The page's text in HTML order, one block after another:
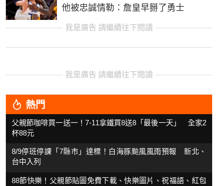
他被忠誠情勒：詹皇早掰了勇士
我是廣告 請繼續往下閱讀
我是廣告 請繼續往下閱讀
熱門
父親節咖啡買一送一！7-11拿鐵買8送8「最後一天」 全家2
杯88元
8/9停班停課「7縣市」達標！白海豚颱風風雨預報 新北、
台中入列
88節快樂！父親節貼圖免費下載、快樂圖片、祝福語、紅包